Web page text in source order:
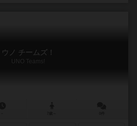
ウノ チームズ！
UNO Teams!